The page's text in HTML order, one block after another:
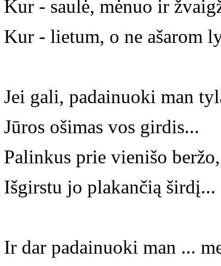
Kur - saulė, mėnuo ir
Kur - lietum, o ne ašarom
Jei gali, padainuoki man
Jūros ošimas vos girdis...
Palinkus prie vienišo beržo,
Išgirstu jo plakančią širdį...
Ir dar padainuoki man ...